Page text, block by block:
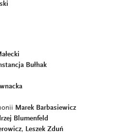
Bułhak
Marek Barbasiewicz
Blumenfeld
, Leszek Zduń